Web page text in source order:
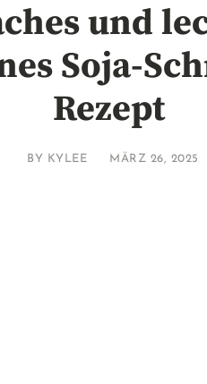
und
Soja-
Rezept
BY KYLEE MÄRZ 26, 2025